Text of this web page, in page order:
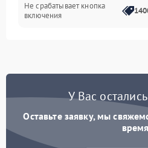
Не срабатывает кнопка
включения
Постоянные сбои в работе
У Вас
Оставьте заявку, мы
время